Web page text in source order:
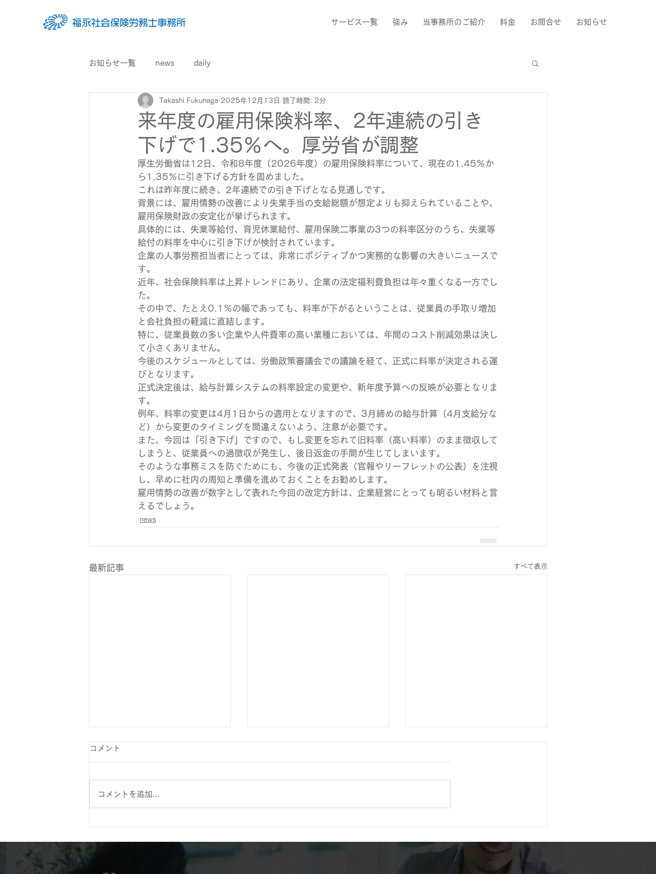
サービス一覧 強み 当事務所のご紹介 料金 お問合せ お知らせ
お知らせ一覧 news daily
来年度の雇用保険料率、2年連続の引き
下げで1.35％へ。厚労省が調整
Takashi Fukunaga 2025年12月13日 読了時間: 2分
厚生労働省は12日、令和8年度（2026年度）の雇用保険料率について、現在の1.45％か
ら1.35％に引き下げる方針を固めました。
これは昨年度に続き、2年連続での引き下げとなる見通しです。
背景には、雇用情勢の改善により失業手当の支給総額が想定よりも抑えられていることや、
雇用保険財政の安定化が挙げられます。
具体的には、失業等給付、育児休業給付、雇用保険二事業の3つの料率区分のうち、失業等
給付の料率を中心に引き下げが検討されています。
企業の人事労務担当者にとっては、非常にポジティブかつ実務的な影響の大きいニュースで
す。
近年、社会保険料率は上昇トレンドにあり、企業の法定福利費負担は年々重くなる一方でし
た。
その中で、たとえ0.1％の幅であっても、料率が下がるということは、従業員の手取り増加
と会社負担の軽減に直結します。
特に、従業員数の多い企業や人件費率の高い業種においては、年間のコスト削減効果は決し
て小さくありません。
今後のスケジュールとしては、労働政策審議会での議論を経て、正式に料率が決定される運
びとなります。
正式決定後は、給与計算システムの料率設定の変更や、新年度予算への反映が必要となりま
す。
例年、料率の変更は4月1日からの適用となりますので、3月締めの給与計算（4月支給分な
ど）から変更のタイミングを間違えないよう、注意が必要です。
また、今回は「引き下げ」ですので、もし変更を忘れて旧料率（高い料率）のまま徴収して
しまうと、従業員への過徴収が発生し、後日返金の手間が生じてしまいます。
そのような事務ミスを防ぐためにも、今後の正式発表（官報やリーフレットの公表）を注視
し、早めに社内の周知と準備を進めておくことをお勧めします。
雇用情勢の改善が数字として表れた今回の改定方針は、企業経営にとっても明るい材料と言
えるでしょう。
news
最新記事 すべて表示
令和8年度の最低賃金改定に
向けた新たな方針と今後の注
社会福祉施設の退職手当制度
を見直しへ。持続可能な制度
在留外国人が初めて400万人
を突破。日本社会は新たな時
コメント
コメントを追加…